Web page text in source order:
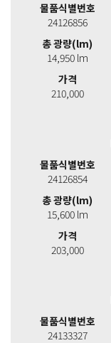
물품식별번호
24126856
총 광량(lm)
14,950 lm
가격
210,000
물품식별번호
24126854
총 광량(lm)
15,600 lm
가격
203,000
물품식별번호
24133327